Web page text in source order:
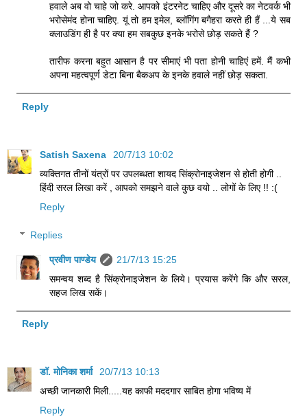
हवाले अब वो चाहे जो करे. आपको इंटरनेट चाहि‍ए और दूसरे का नेटवर्क भी
भरोसेमंद होना चाहि‍ए. यूं तो हम इमेल, ब्‍लॉगिंग बगैहरा करते ही हैं ...ये सब
क्‍लाउडिंग ही है पर क्‍या हम सबकुछ इनके भरोसे छोड़ सकते हैं ?
तारीफ करना बहुत आसान है पर सीमाएं भी पता होनी चाहि‍एं हमें. मैं कभी
अपना महत्‍वपूर्ण डेटा बि‍ना बैकअप के इनके हवाले नहीं छोड़ सकता.
Reply
Satish Saxena
20/7/13 10:02
व्यक्तिगत तीनों यंत्रों पर उपलब्धता शायद सिंक्रोनाइजेशन से होती होगी ..
हिंदी सरल लिखा करें , आपको समझने वाले कुछ वयो .. लोगों के लिए !! :(
Reply
Replies
प्रवीण पाण्डेय
21/7/13 15:25
समन्वय शब्द है सिंक्रोनाइजेशन के लिये। प्रयास करेंगे कि और सरल,
सहज लिख सकें।
Reply
डॉ. मोनिका शर्मा 20/7/13 10:13
अच्छी जानकारी मिली.....यह काफी मददगार साबित होगा भविष्य में
Reply